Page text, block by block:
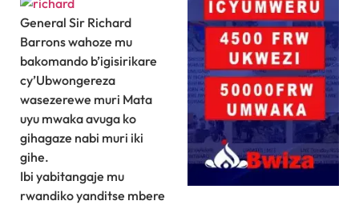
General Sir Richard
Barrons wahoze mu
bakomando b’igisirikare
cy’Ubwongereza
wasezerewe muri Mata
uyu mwaka avuga ko
gihagaze nabi muri iki
gihe.
Ibi yabitangaje mu
rwandiko yanditse mbere